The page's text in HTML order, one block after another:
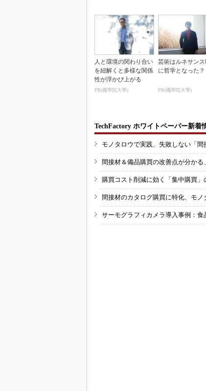
人と環境の関わり合い
を紐解くと多様な関係
性が浮かび上がる
PR(國學院大學)
芸術はルネサン
に哲学となった？
PR(國學院大學)
TechFactory ホワイトペーパー新着
モノタロウで実践、失敗しない「間
間接材＆備品購買の改善点が分かる
購買コスト削減に効く「集中購買」
間接材のカタログ購買に特化、モ
サーモグラフィカメラ導入事例：